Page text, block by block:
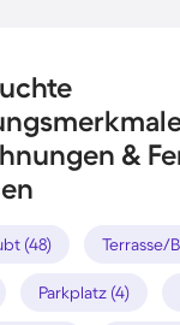
&
(48) Terrasse/
Parkplatz (4)